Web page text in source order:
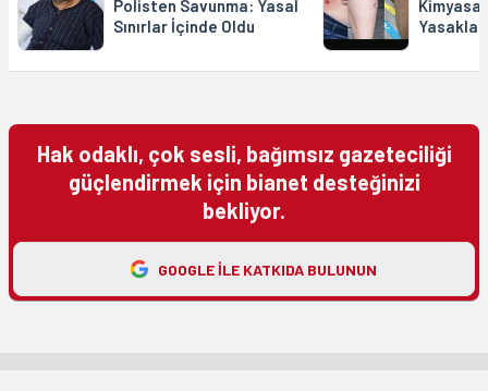
Polisten Savunma: Yasal
Sınırlar İçinde Oldu
Hak odaklı, çok sesli, bağımsız gazeteciliği
güçlendirmek için bianet desteğinizi
bekliyor.
GOOGLE ILE KATKIDA BULUNUN